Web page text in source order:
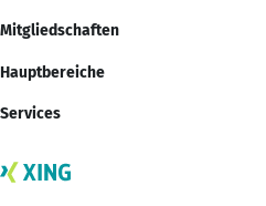
Mitgliedschaften
Hauptbereiche
Services